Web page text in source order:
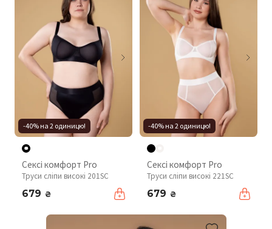
-40% на 2 одиницю!
Сексі комфорт Pro
Труси сліпи високі 201SC
679 ₴
-40% на 2 одиницю!
Сексі комфорт Pro
Труси сліпи високі 221SC
679 ₴